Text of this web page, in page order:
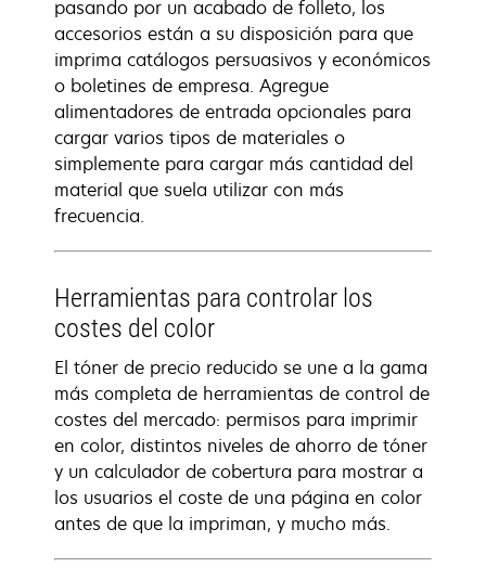
pasando por un acabado de folleto, los
accesorios están a su disposición para que
imprima catálogos persuasivos y económicos
o boletines de empresa. Agregue
alimentadores de entrada opcionales para
cargar varios tipos de materiales o
simplemente para cargar más cantidad del
material que suela utilizar con más
frecuencia.
Herramientas para controlar los
costes del color
El tóner de precio reducido se une a la gama
más completa de herramientas de control de
costes del mercado: permisos para imprimir
en color, distintos niveles de ahorro de tóner
y un calculador de cobertura para mostrar a
los usuarios el coste de una página en color
antes de que la impriman, y mucho más.